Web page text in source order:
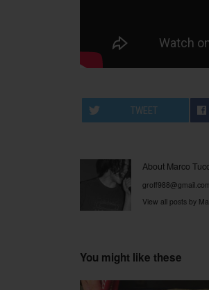
TWEET
About Marco
View all posts by
You might like these